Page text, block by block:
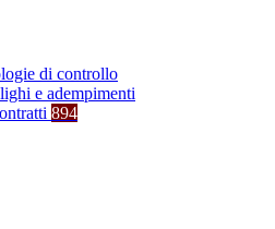
di controllo
e adempimenti
894